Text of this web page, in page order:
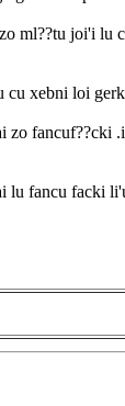
ml??tu joi'i lu
xebni loi
zo fancuf??cki
lu fancu facki